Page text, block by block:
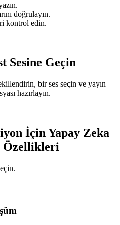
doğrulayın.
kontrol edin.
Sesine Geçin
bir ses seçin ve yayın
hazırlayın.
İçin Yapay Zeka
Özellikleri